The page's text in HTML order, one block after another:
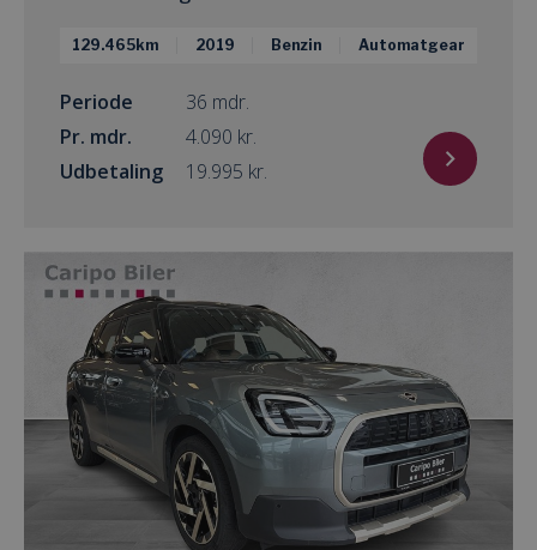
129.465km 2019 Benzin Automatgear
Periode
36 mdr.
Pr. mdr.
kr.
Udbetaling
kr.